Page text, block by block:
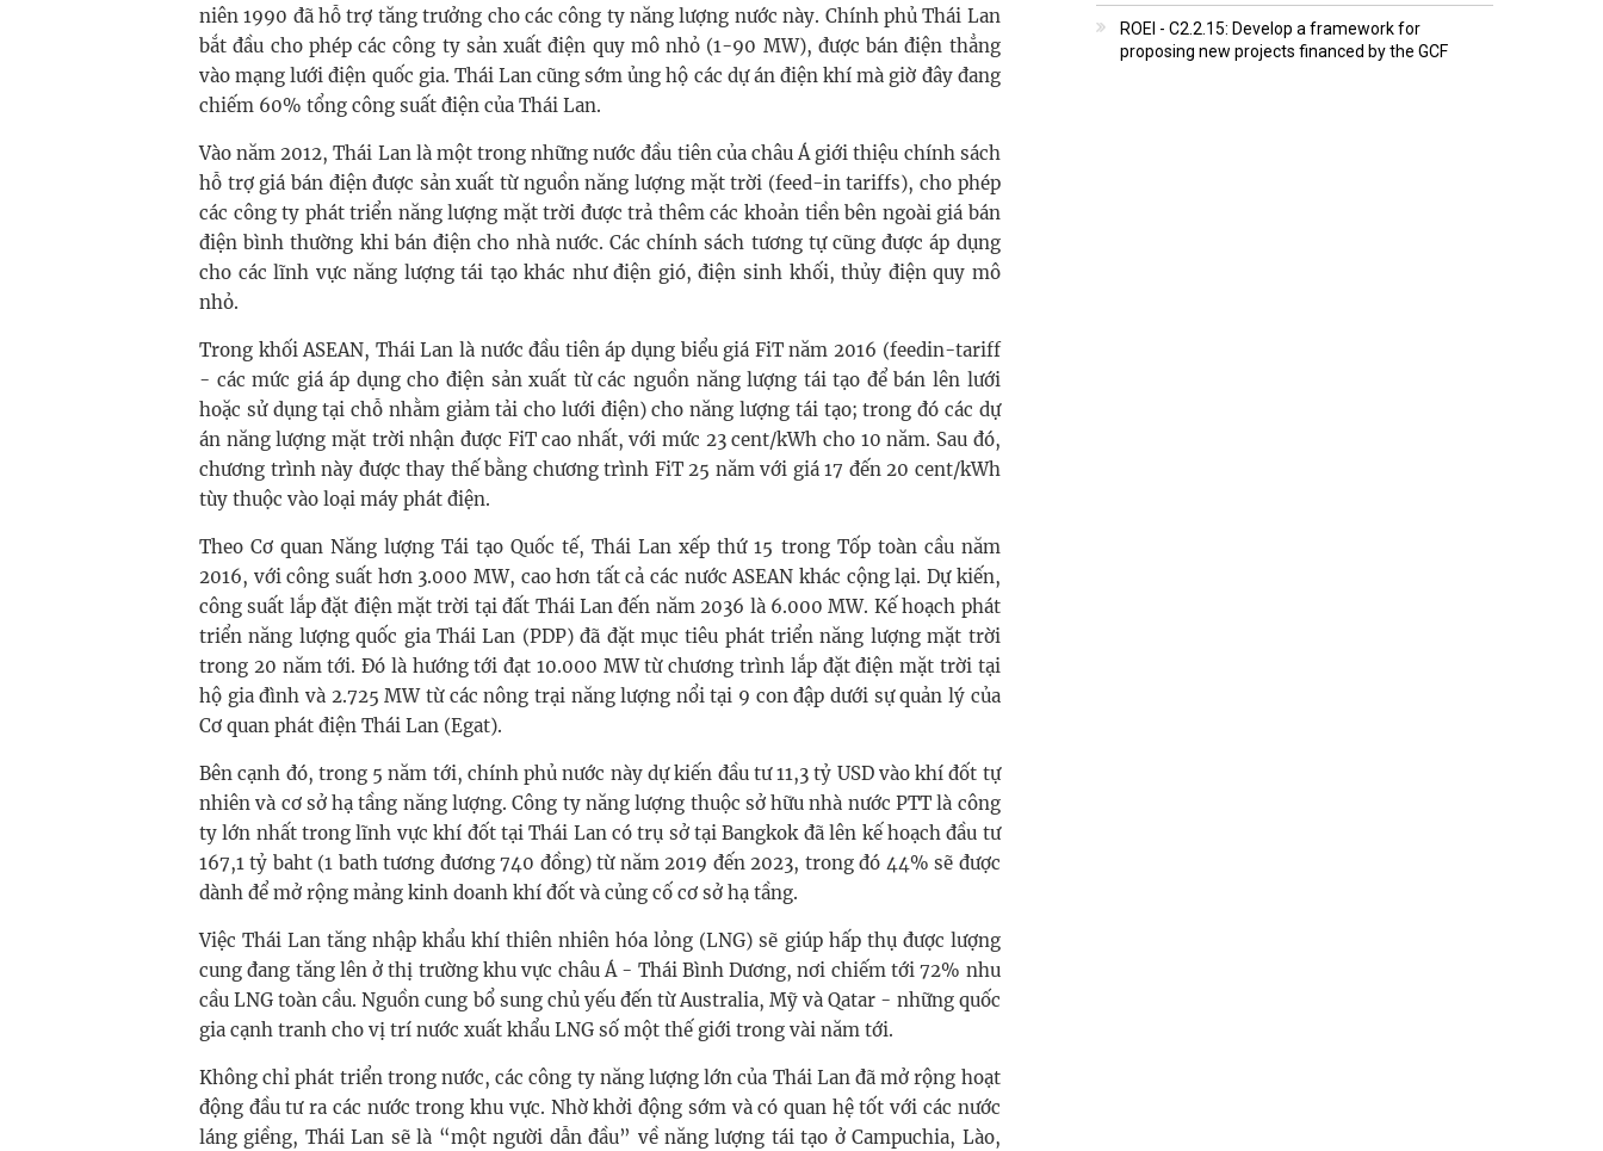
niên 1990 đã hỗ trợ tăng trưởng cho các công ty năng lượng nước này. Chính phủ Thái Lan
bắt đầu cho phép các công ty sản xuất điện quy mô nhỏ (1-90 MW), được bán điện thẳng
vào mạng lưới điện quốc gia. Thái Lan cũng sớm ủng hộ các dự án điện khí mà giờ đây đang
chiếm 60% tổng công suất điện của Thái Lan.
Vào năm 2012, Thái Lan là một trong những nước đầu tiên của châu Á giới thiệu chính sách
hỗ trợ giá bán điện được sản xuất từ nguồn năng lượng mặt trời (feed-in tariffs), cho phép
các công ty phát triển năng lượng mặt trời được trả thêm các khoản tiền bên ngoài giá bán
điện bình thường khi bán điện cho nhà nước. Các chính sách tương tự cũng được áp dụng
cho các lĩnh vực năng lượng tái tạo khác như điện gió, điện sinh khối, thủy điện quy mô
nhỏ.
Trong khối ASEAN, Thái Lan là nước đầu tiên áp dụng biểu giá FiT năm 2016 (feedin-tariff
- các mức giá áp dụng cho điện sản xuất từ các nguồn năng lượng tái tạo để bán lên lưới
hoặc sử dụng tại chỗ nhằm giảm tải cho lưới điện) cho năng lượng tái tạo; trong đó các dự
án năng lượng mặt trời nhận được FiT cao nhất, với mức 23 cent/kWh cho 10 năm. Sau đó,
chương trình này được thay thế bằng chương trình FiT 25 năm với giá 17 đến 20 cent/kWh
tùy thuộc vào loại máy phát điện.
Theo Cơ quan Năng lượng Tái tạo Quốc tế, Thái Lan xếp thứ 15 trong Tốp toàn cầu năm
2016, với công suất hơn 3.000 MW, cao hơn tất cả các nước ASEAN khác cộng lại. Dự kiến,
công suất lắp đặt điện mặt trời tại đất Thái Lan đến năm 2036 là 6.000 MW. Kế hoạch phát
triển năng lượng quốc gia Thái Lan (PDP) đã đặt mục tiêu phát triển năng lượng mặt trời
trong 20 năm tới. Đó là hướng tới đạt 10.000 MW từ chương trình lắp đặt điện mặt trời tại
hộ gia đình và 2.725 MW từ các nông trại năng lượng nổi tại 9 con đập dưới sự quản lý của
Cơ quan phát điện Thái Lan (Egat).
Bên cạnh đó, trong 5 năm tới, chính phủ nước này dự kiến đầu tư 11,3 tỷ USD vào khí đốt tự
nhiên và cơ sở hạ tầng năng lượng. Công ty năng lượng thuộc sở hữu nhà nước PTT là công
ty lớn nhất trong lĩnh vực khí đốt tại Thái Lan có trụ sở tại Bangkok đã lên kế hoạch đầu tư
167,1 tỷ baht (1 bath tương đương 740 đồng) từ năm 2019 đến 2023, trong đó 44% sẽ được
dành để mở rộng mảng kinh doanh khí đốt và củng cố cơ sở hạ tầng.
Việc Thái Lan tăng nhập khẩu khí thiên nhiên hóa lỏng (LNG) sẽ giúp hấp thụ được lượng
cung đang tăng lên ở thị trường khu vực châu Á - Thái Bình Dương, nơi chiếm tới 72% nhu
cầu LNG toàn cầu. Nguồn cung bổ sung chủ yếu đến từ Australia, Mỹ và Qatar - những quốc
gia cạnh tranh cho vị trí nước xuất khẩu LNG số một thế giới trong vài năm tới.
Không chỉ phát triển trong nước, các công ty năng lượng lớn của Thái Lan đã mở rộng hoạt
động đầu tư ra các nước trong khu vực. Nhờ khởi động sớm và có quan hệ tốt với các nước
láng giềng, Thái Lan sẽ là “một người dẫn đầu” về năng lượng tái tạo ở Campuchia, Lào,
ROEI - C2.2.15: Develop a framework for
proposing new projects financed by the GCF